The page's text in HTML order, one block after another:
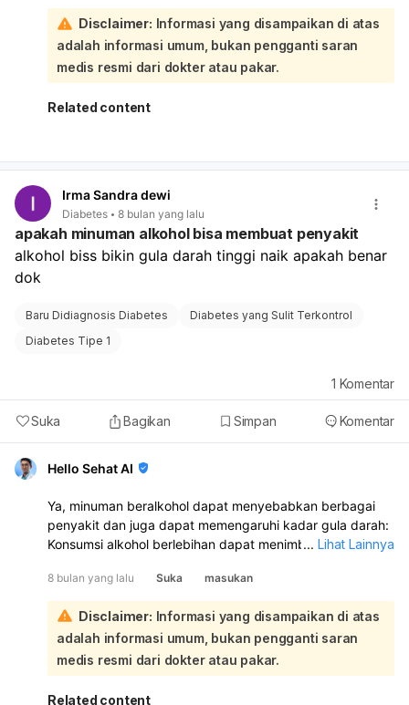
Gastroparesis Diabetik:Kondisi ini sering terjadi pada
penderita diabetes. Lambung menjadi lambat dalam
mengosongkan makanan, yang dapat menyebabkan
gejala mual, kembung, dan rasa penuh atau tidak
nyaman di perut (yang bisa dirasakan sebagai
'engap').
atau tenggorokan (engap) bisa disebabkan oleh
kerongkongan. Penggunaan omeprazole menunjukkan
adanya masalah asam lambung sebelumnya.
Hipoglikemia (Gula Darah Rendah):Meskipun ibu
Anda didiagnosis dengan gula darah tinggi, mual juga
(seperti insulin yang akan dimulai). Gula darah rendah
dapat memicu pelepasan hormon adrenalin yang
insulin, sangat penting untuk segera berkonsultasi
kembali dengan dokter yang merawat beliau atau
dokter spesialis penyakit dalam/gastroenterologi.
menentukan penyebab pasti dari keluhan mual dan
tepat, termasuk pemantauan kadar gula darah dan
penyesuaian diet.
Disclaimer: Informasi yang disampaikan di atas
adalah informasi umum, bukan pengganti saran
medis resmi dari dokter atau pakar.
Related content
Irma Sandra dewi
Diabetes 8 bulan yang lalu
apakah minuman alkohol bisa membuat penyakit
alkohol biss bikin gula darah tinggi naik apakah benar
dok
Baru Didiagnosis Diabetes
Diabetes yang Sulit Terkontrol
Diabetes Tipe 1
Suka Bagikan Simpan Komentar
1 Komentar
Hello Sehat AI
Ya, minuman beralkohol dapat menyebabkan berbagai
penyakit dan juga dapat memengaruhi kadar gula darah:
Konsumsi alkohol berlebihan dapat menimbulkan banyak
Kerusakan organ:Dapat menyebabkan kerusakan
jantung (melemahkan otot jantung, meningkatkan risiko
serangan jantung dan stroke), peradangan pankreas,
kerusakan otak (memperlambat penyaluran informasi
antarsaraf, perubahan perilaku, kecemasan, hilang
ingatan), kerusakan hati (gangguan hati dan sirosis),
dan kerusakan ginjal (mengganggu keseimbangan
... Lihat Lainnya
8 bulan yang lalu Suka masukan
Disclaimer: Informasi yang disampaikan di atas
adalah informasi umum, bukan pengganti saran
medis resmi dari dokter atau pakar.
Related content